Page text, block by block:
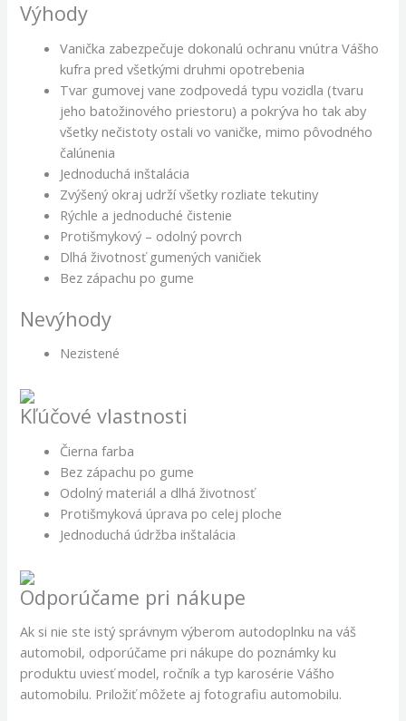
Výhody
Vanička zabezpečuje dokonalú ochranu vnútra Vášho
kufra pred všetkými druhmi opotrebenia
Tvar gumovej vane zodpovedá typu vozidla (tvaru
jeho batožinového priestoru) a pokrýva ho tak aby
všetky nečistoty ostali vo vaničke, mimo pôvodného
čalúnenia
Jednoduchá inštalácia
Zvýšený okraj udrží všetky rozliate tekutiny
Rýchle a jednoduché čistenie
Protišmykový – odolný povrch
Dlhá životnosť gumených vaničiek
Bez zápachu po gume
Nevýhody
Nezistené
Kľúčové vlastnosti
Čierna farba
Bez zápachu po gume
Odolný materiál a dlhá životnosť
Protišmyková úprava po celej ploche
Jednoduchá údržba inštalácia
Odporúčame pri nákupe
Ak si nie ste istý správnym výberom autodoplnku na váš
automobil, odporúčame pri nákupe do poznámky ku
produktu uviesť model, ročník a typ karosérie Vášho
automobilu. Priložiť môžete aj fotografiu automobilu.